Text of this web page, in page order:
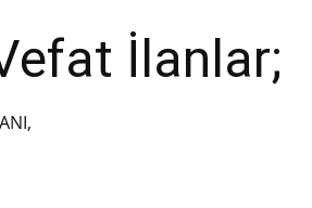
İlanlar;